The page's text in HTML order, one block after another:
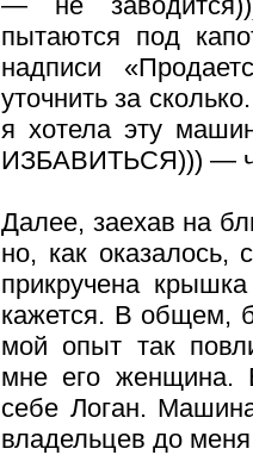
пытаются под
надписи
уточнить за
я хотела эту
ИЗБАВИТЬСЯ))) —
Далее, заехав на
но, как
прикручена
кажется. В общем,
мой опыт так
мне его женщина.
себе Логан.
владельцев до